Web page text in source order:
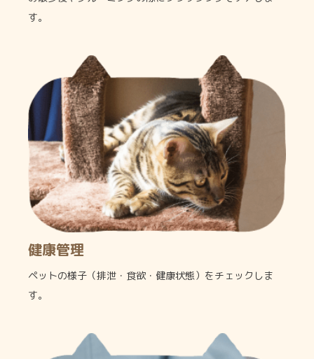
す。
健康管理
ペットの様子（排泄・食欲・健康状態）をチェックしま
す。